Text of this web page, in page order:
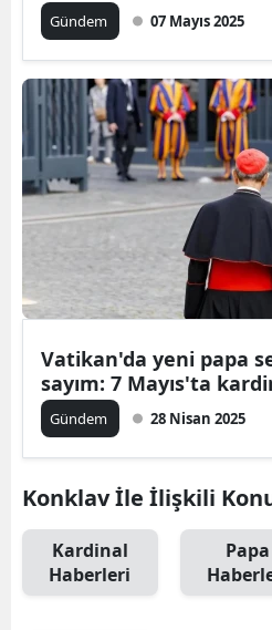
Gündem 07 Mayıs 2025
Vatikan'da yeni papa
sayım: 7 Mayıs'ta
Gündem 28 Nisan 2025
Konklav İle İlişkili
Kardinal
Haberleri
Papa